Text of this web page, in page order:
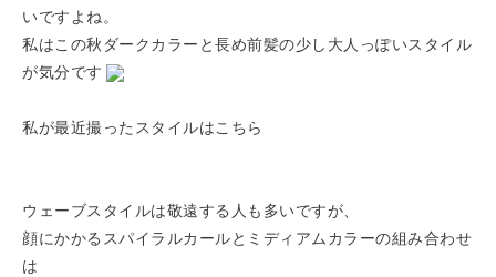
いですよね。
私はこの秋ダークカラーと長め前髪の少し大人っぽいスタイル
が気分です
私が最近撮ったスタイルはこちら
ウェーブスタイルは敬遠する人も多いですが、
顔にかかるスパイラルカールとミディアムカラーの組み合わせ
は